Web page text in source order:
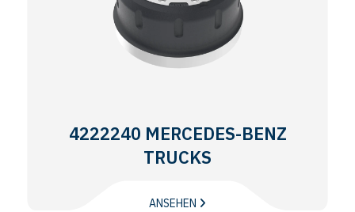
4222240 MERCEDES-BENZ
TRUCKS
ANSEHEN